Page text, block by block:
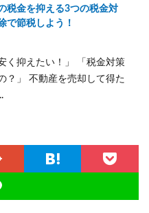
税金を抑える3つの税金対
で節税しよう！
く抑えたい！」 「税金対策
？」 不動産を売却して得た